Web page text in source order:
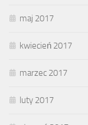
maj 2017
kwiecień 2017
marzec 2017
luty 2017